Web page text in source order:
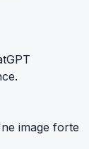
image forte